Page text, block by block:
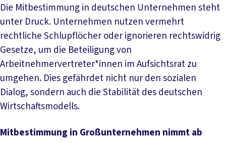
Die Mitbestimmung in deutschen Unternehmen steht
unter Druck. Unternehmen nutzen vermehrt
rechtliche Schlupflöcher oder ignorieren rechtswidrig
Gesetze, um die Beteiligung von
Arbeitnehmervertreter*innen im Aufsichtsrat zu
umgehen. Dies gefährdet nicht nur den sozialen
Dialog, sondern auch die Stabilität des deutschen
Wirtschaftsmodells.
Mitbestimmung in Großunternehmen nimmt ab